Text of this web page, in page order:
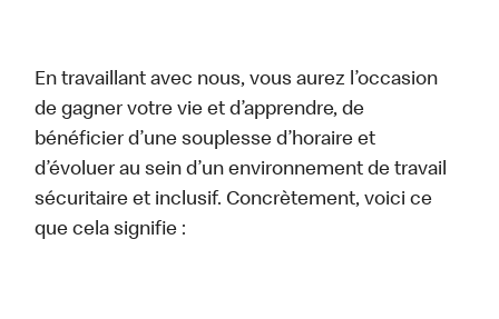
En travaillant avec nous, vous aurez l’occasion
de gagner votre vie et d’apprendre, de
bénéficier d’une souplesse d’horaire et
d’évoluer au sein d’un environnement de travail
sécuritaire et inclusif. Concrètement, voici ce
que cela signifie :